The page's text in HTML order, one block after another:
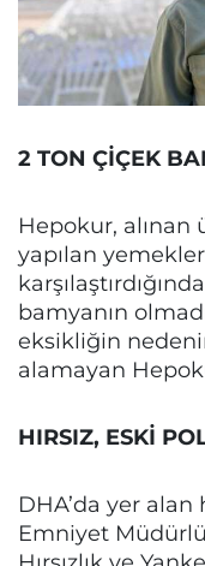
2 TON ÇİÇEK
Hepokur,
yapılan
bamyanın
eksikliğin
alamayan
HIRSIZ, ESKİ
DHA’da yer
Emniyet